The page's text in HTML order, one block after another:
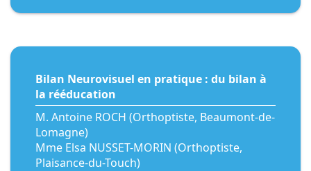
Bilan Neurovisuel en pratique : du bilan à
la rééducation
M. Antoine ROCH (Orthoptiste, Beaumont-de-
Lomagne)
Mme Elsa NUSSET-MORIN (Orthoptiste,
Plaisance-du-Touch)